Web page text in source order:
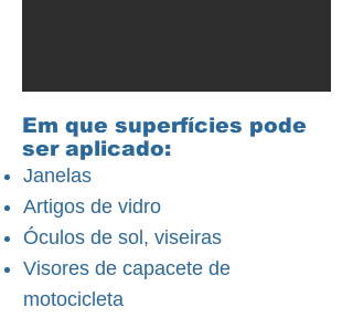
Em que superfícies pode
ser aplicado:
Janelas
Artigos de vidro
Óculos de sol, viseiras
Visores de capacete de
motocicleta